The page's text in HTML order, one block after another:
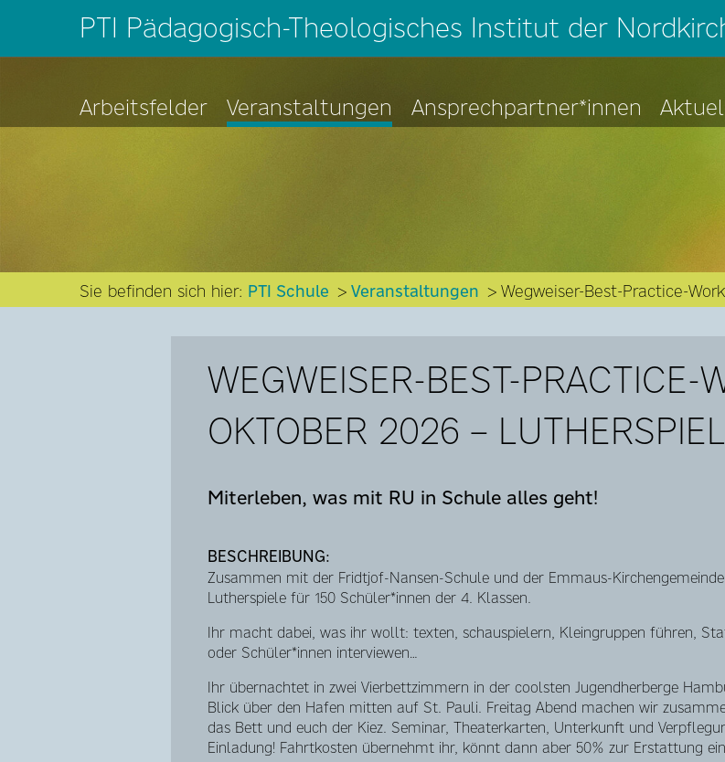
PTI Pädagogisch-Theologisches Institut der
Arbeitsfelder Veranstaltungen Ansprechpartner*innen
Sie befinden sich hier: PTI Schule Veranstaltungen Wegweiser-Best-Practice-
WEGWEISER-BEST-PRACTICE-
OKTOBER 2026 –
Miterleben, was mit RU in Schule alles geht!
BESCHREIBUNG:
Zusammen mit der Fridtjof-Nansen-Schule und der Emmaus-
Lutherspiele für 150 Schüler*innen der 4. Klassen.
Ihr macht dabei, was ihr wollt: texten, schauspielern, Kleingruppen führen,
oder Schüler*innen interviewen…
Ihr übernachtet in zwei Vierbettzimmern in der coolsten Jugendherberge
Blick über den Hafen mitten auf St. Pauli. Freitag Abend machen wir
das Bett und euch der Kiez. Seminar, Theaterkarten, Unterkunft und
Einladung! Fahrtkosten übernehmt ihr, könnt dann aber 50% zur Erstattung